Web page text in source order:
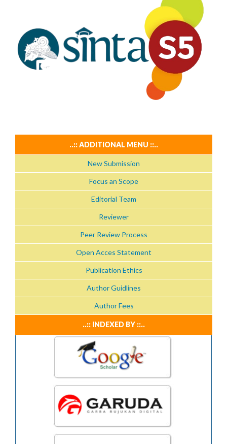
..:: ADDITIONAL MENU ::..
New Submission
Focus an Scope
Editorial Team
Reviewer
Peer Review Process
Open Acces Statement
Publication Ethics
Author Guidlines
Author Fees
..:: INDEXED BY ::..